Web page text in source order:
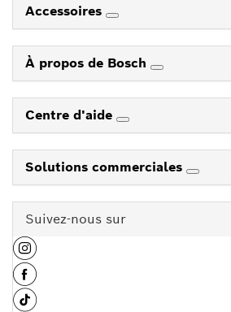
Accessoires
À propos de Bosch
Centre d'aide
Solutions commerciales
Suivez-nous sur